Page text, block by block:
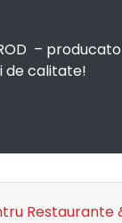
–
de calitate!
Restaurante